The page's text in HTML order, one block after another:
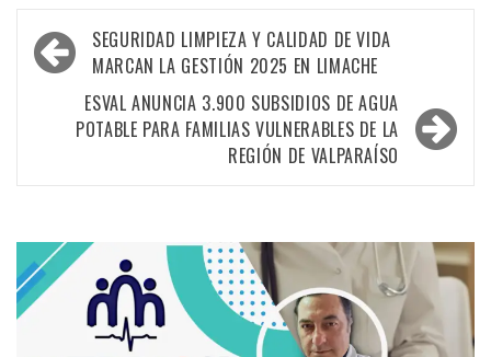
SEGURIDAD LIMPIEZA Y CALIDAD DE VIDA
MARCAN LA GESTIÓN 2025 EN LIMACHE
ESVAL ANUNCIA 3.900 SUBSIDIOS DE AGUA
POTABLE PARA FAMILIAS VULNERABLES DE LA
REGIÓN DE VALPARAÍSO